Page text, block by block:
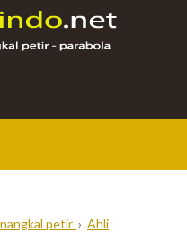
petir › Ahli